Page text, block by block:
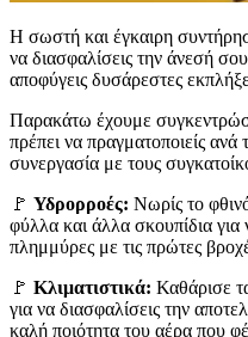
Η σωστή και έγκαιρη
να διασφαλίσεις την άνεσή
αποφύγεις δυσάρεστες
Παρακάτω έχουμε
πρέπει να πραγματοποιείς ανά
συνεργασία με τους
🚩 Υδρορροές: Νωρίς το
φύλλα και άλλα σκουπίδια για
πλημμύρες με τις πρώτες
🚩 Κλιματιστικά: Καθάρισε
για να διασφαλίσεις την
καλή ποιότητα του αέρα που